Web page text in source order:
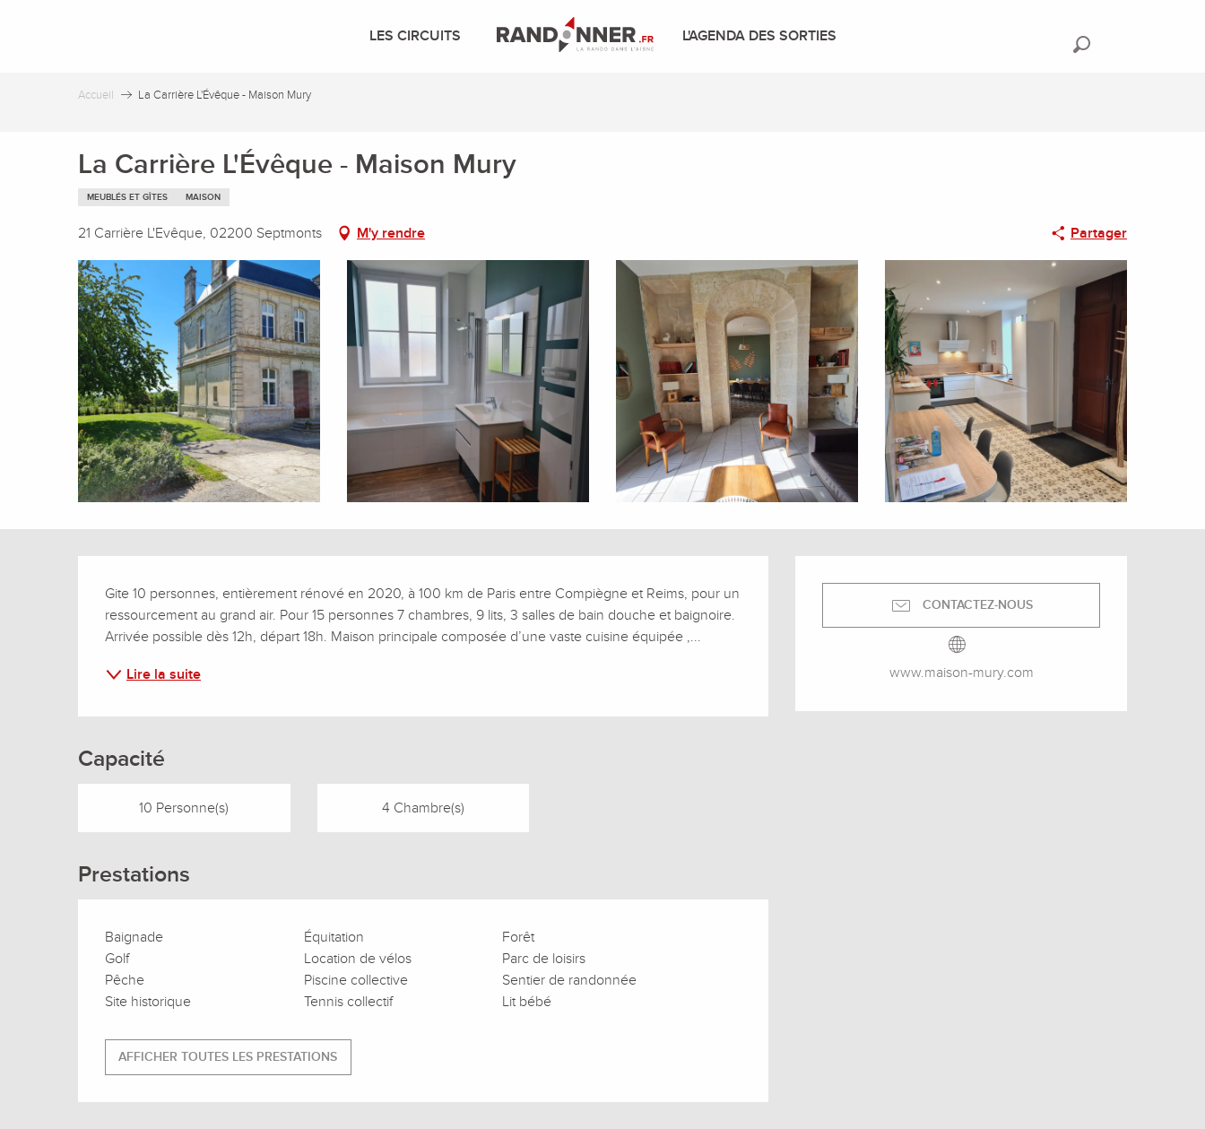
LES CIRCUITS L'AGENDA DES SORTIES
Accueil La Carrière L'Évêque - Maison Mury
La Carrière L'Évêque - Maison Mury
MEUBLÉS ET GÎTES MAISON
21 Carrière L'Evêque, 02200 Septmonts M'y rendre Partager
Ouverture et
CONTACTEZ-NOUS
www.maison-mury.com
Description
Gite 10 personnes, entièrement rénové en 2020, à 100 km de Paris entre Compiègne et Reims, pour un
ressourcement au grand air. Pour 15 personnes 7 chambres, 9 lits, 3 salles de bain douche et baignoire.
Arrivée possible dès 12h, départ 18h. Maison principale composée d’une vaste cuisine équipée ,...
Lire la suite
Capacité
10 Personne(s) 4 Chambre(s)
Prestations
Baignade Équitation
Forêt
Golf
Location de vélos
Parc de loisirs
Pêche
Piscine collective
Sentier de randonnée
Site historique
Tennis collectif Lit bébé
AFFICHER TOUTES LES PRESTATIONS